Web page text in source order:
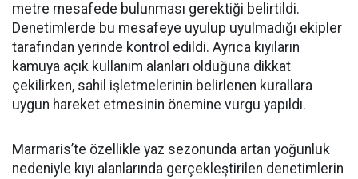
metre mesafede bulunması gerektiği belirtildi.
Denetimlerde bu mesafeye uyulup uyulmadığı ekipler
tarafından yerinde kontrol edildi. Ayrıca kıyıların
kamuya açık kullanım alanları olduğuna dikkat
çekilirken, sahil işletmelerinin belirlenen kurallara
uygun hareket etmesinin önemine vurgu yapıldı.
Marmaris’te özellikle yaz sezonunda artan yoğunluk
nedeniyle kıyı alanlarında gerçekleştirilen denetimlerin